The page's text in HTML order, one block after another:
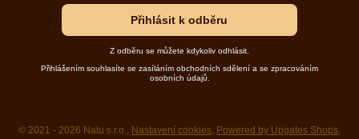
Přihlásit k odběru
Z odběru se můžete kdykoliv odhlásit.
Přihlášením souhlasíte se zasíláním obchodních sdělení a se zpracováním
osobních údajů.
© 2021 - 2026 Natu s.r.o., Nastavení cookies, Powered by Upgates Shops,